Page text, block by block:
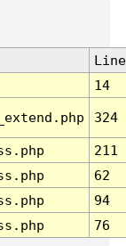
Line
14
324
211
62
94
76